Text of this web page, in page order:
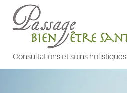
Consultations et soins holistiques